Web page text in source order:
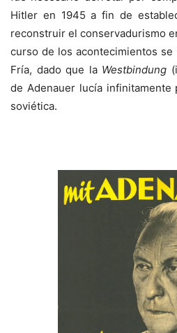
Hitler en 1945 a fin de
reconstruir el conservadurismo
curso de los acontecimientos
Fría, dado que la Westbindung
de Adenauer lucía
soviética.